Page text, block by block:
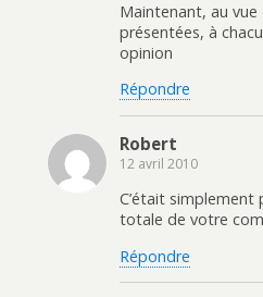
Maintenant, au vue
présentées, à
opinion
Répondre
Robert
12 avril 2010
C’était simplement
totale de votre
Répondre